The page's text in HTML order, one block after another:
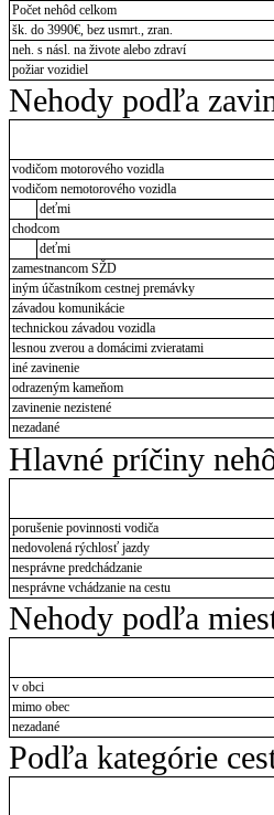
Počet nehôd celkom
šk. do 3990€, bez usmrt., zran.
neh. s násl. na živote alebo zdraví
požiar vozidiel
Nehody podľa
vodičom motorového vozidla
vodičom nemotorového vozidla
deťmi
chodcom
deťmi
zamestnancom SŽD
iným účastníkom cestnej premávky
závadou komunikácie
technickou závadou vozidla
lesnou zverou a domácimi zvieratami
iné zavinenie
odrazeným kameňom
zavinenie nezistené
nezadané
Hlavné príčiny
porušenie povinnosti vodiča
nedovolená rýchlosť jazdy
nesprávne predchádzanie
nesprávne vchádzanie na cestu
Nehody podľa
v obci
mimo obec
nezadané
Podľa kategórie